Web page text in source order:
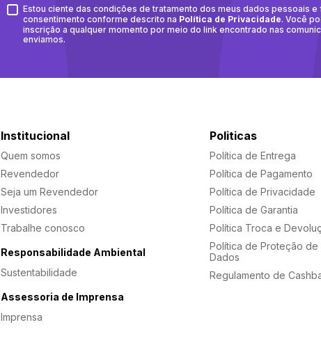
Estou ciente das condições de tratamento dos meus dados pessoais e
consentimento conforme descrito na Política de Privacidade. Você
inscrição a qualquer momento por meio do link encontrado nas
enviamos.
Institucional
Quem somos
Revendedor
Seja um Revendedor
Investidores
Trabalhe conosco
Responsabilidade Ambiental
Sustentabilidade
Assessoria de Imprensa
Imprensa
Politicas
Política de Entrega
Política de Pagamento
Política de Privacidade
Política de Garantia
Política Troca e
Política de Proteção de
Dados
Regulamento de